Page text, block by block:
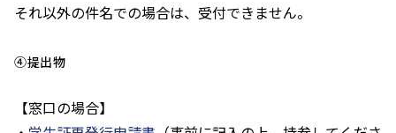
それ以外の件名での場合は、受付できません。
④提出物
【窓口の場合】